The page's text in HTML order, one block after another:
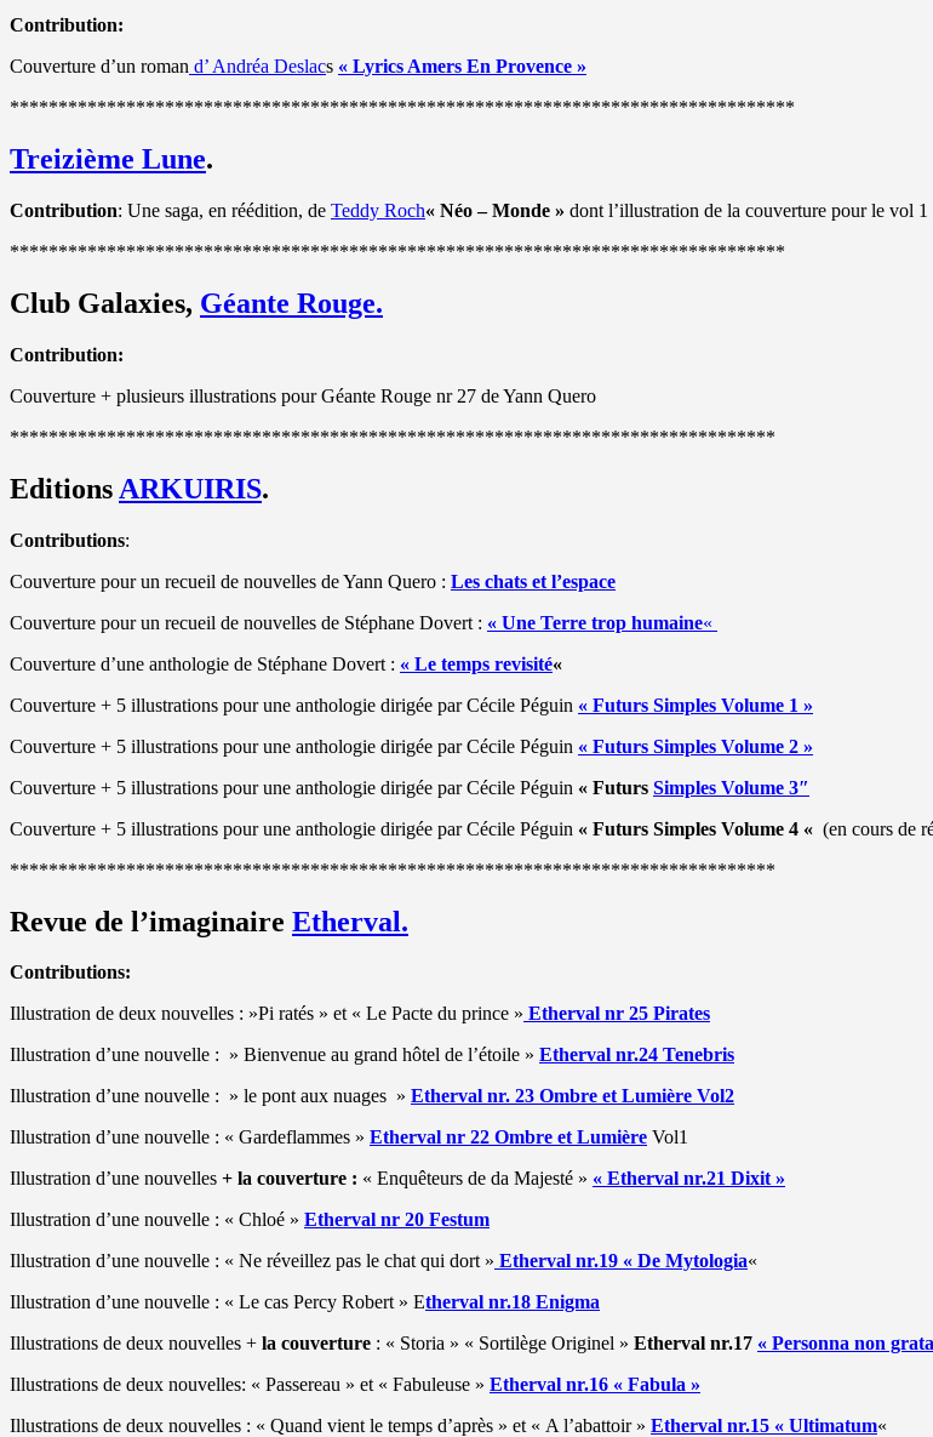
Contribution:
Couverture d’un roman d’ Andréa Deslacs « Lyrics Amers En Provence »
*********************************************************************************
Treizième Lune.
Contribution: Une saga, en réédition, de Teddy Roch« Néo – Monde » dont l’illustration de la couverture pour le vol 1
********************************************************************************
Club Galaxies, Géante Rouge.
Contribution:
Couverture + plusieurs illustrations pour Géante Rouge nr 27 de Yann Quero
*******************************************************************************
Editions ARKUIRIS.
Contributions:
Couverture pour un recueil de nouvelles de Yann Quero : Les chats et l’espace
Couverture pour un recueil de nouvelles de Stéphane Dovert : « Une Terre trop humaine«
Couverture d’une anthologie de Stéphane Dovert : « Le temps revisité«
Couverture + 5 illustrations pour une anthologie dirigée par Cécile Péguin « Futurs Simples Volume 1 »
Couverture + 5 illustrations pour une anthologie dirigée par Cécile Péguin « Futurs Simples Volume 2 »
Couverture + 5 illustrations pour une anthologie dirigée par Cécile Péguin « Futurs Simples Volume 3″
Couverture + 5 illustrations pour une anthologie dirigée par Cécile Péguin « Futurs Simples Volume 4 « (en cours de
*******************************************************************************
Revue de l’imaginaire Etherval.
Contributions:
Illustration de deux nouvelles : »Pi ratés » et « Le Pacte du prince » Etherval nr 25 Pirates
Illustration d’une nouvelle : » Bienvenue au grand hôtel de l’étoile » Etherval nr.24 Tenebris
Illustration d’une nouvelle : » le pont aux nuages » Etherval nr. 23 Ombre et Lumière Vol2
Illustration d’une nouvelle : « Gardeflammes » Etherval nr 22 Ombre et Lumière Vol1
Illustration d’une nouvelles + la couverture : « Enquêteurs de da Majesté » « Etherval nr.21 Dixit »
Illustration d’une nouvelle : « Chloé » Etherval nr 20 Festum
Illustration d’une nouvelle : « Ne réveillez pas le chat qui dort » Etherval nr.19 « De Mytologia«
Illustration d’une nouvelle : « Le cas Percy Robert » Etherval nr.18 Enigma
Illustrations de deux nouvelles + la couverture : « Storia » « Sortilège Originel » Etherval nr.17 « Personna non
Illustrations de deux nouvelles: « Passereau » et « Fabuleuse » Etherval nr.16 « Fabula »
Illustrations de deux nouvelles : « Quand vient le temps d’après » et « A l’abattoir » Etherval nr.15 « Ultimatum«